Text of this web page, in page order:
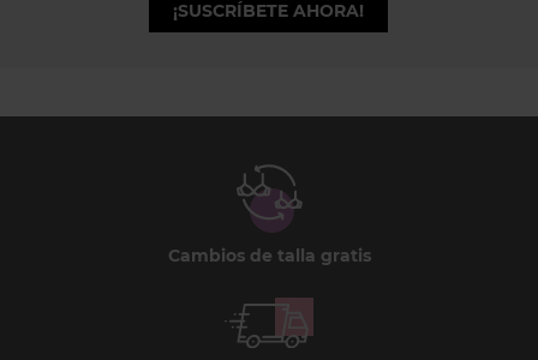
¡SUSCRÍBETE AHORA!
Cambios de talla gratis